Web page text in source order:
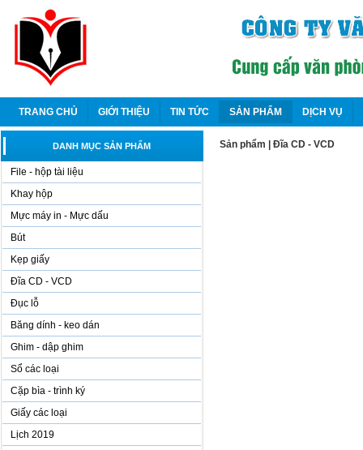
TRANG CHỦ GIỚI THIỆU TIN TỨC SẢN PHẨM DỊCH VỤ
DANH MỤC SẢN PHẨM
File - hộp tài liệu
Khay hộp
Mực máy in - Mực dấu
Bút
Kẹp giấy
Đĩa CD - VCD
Đục lỗ
Băng dính - keo dán
Ghim - dập ghim
Sổ các loại
Cặp bìa - trình ký
Giấy các loại
Lịch 2019
Sản phẩm Đĩa CD - VCD